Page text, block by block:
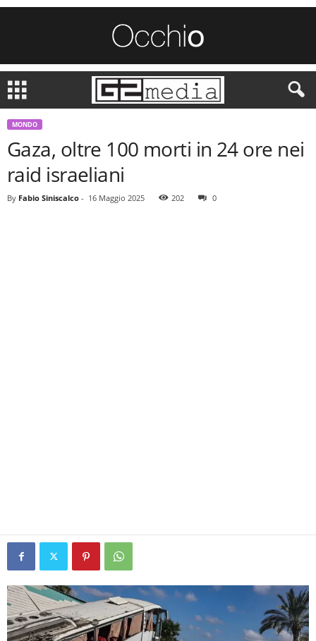
MONDO
Gaza, oltre 100 morti in 24 ore nei
raid israeliani
By Fabio Siniscalco - 16 Maggio 2025 202 0